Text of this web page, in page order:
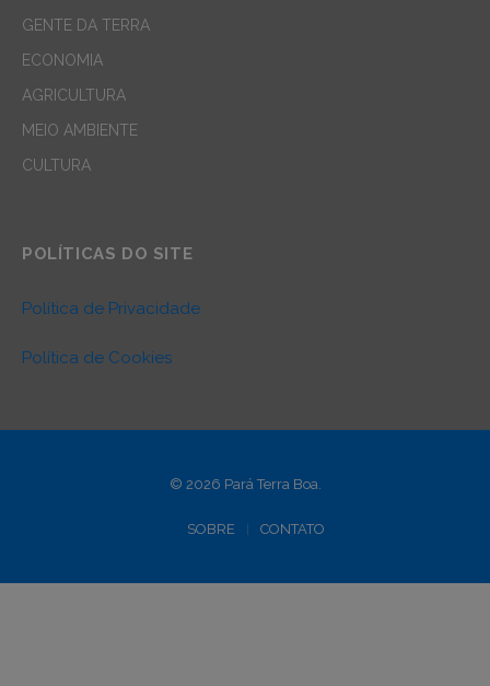
GENTE DA TERRA
ECONOMIA
AGRICULTURA
MEIO AMBIENTE
CULTURA
POLÍTICAS DO SITE
Política de Privacidade
Política de Cookies
© 2026 Pará Terra Boa.
SOBRE CONTATO